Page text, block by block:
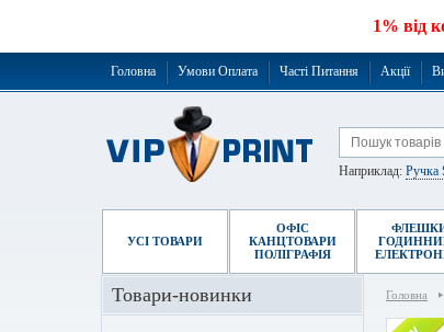
1% від
Головна Умови Оплата Часті Питання Акції
Наприклад: Ручка
УСІ ТОВАРИ
ОФІС
КАНЦТОВАРИ
ПОЛІГРАФІЯ
Головна
Товари-новинки